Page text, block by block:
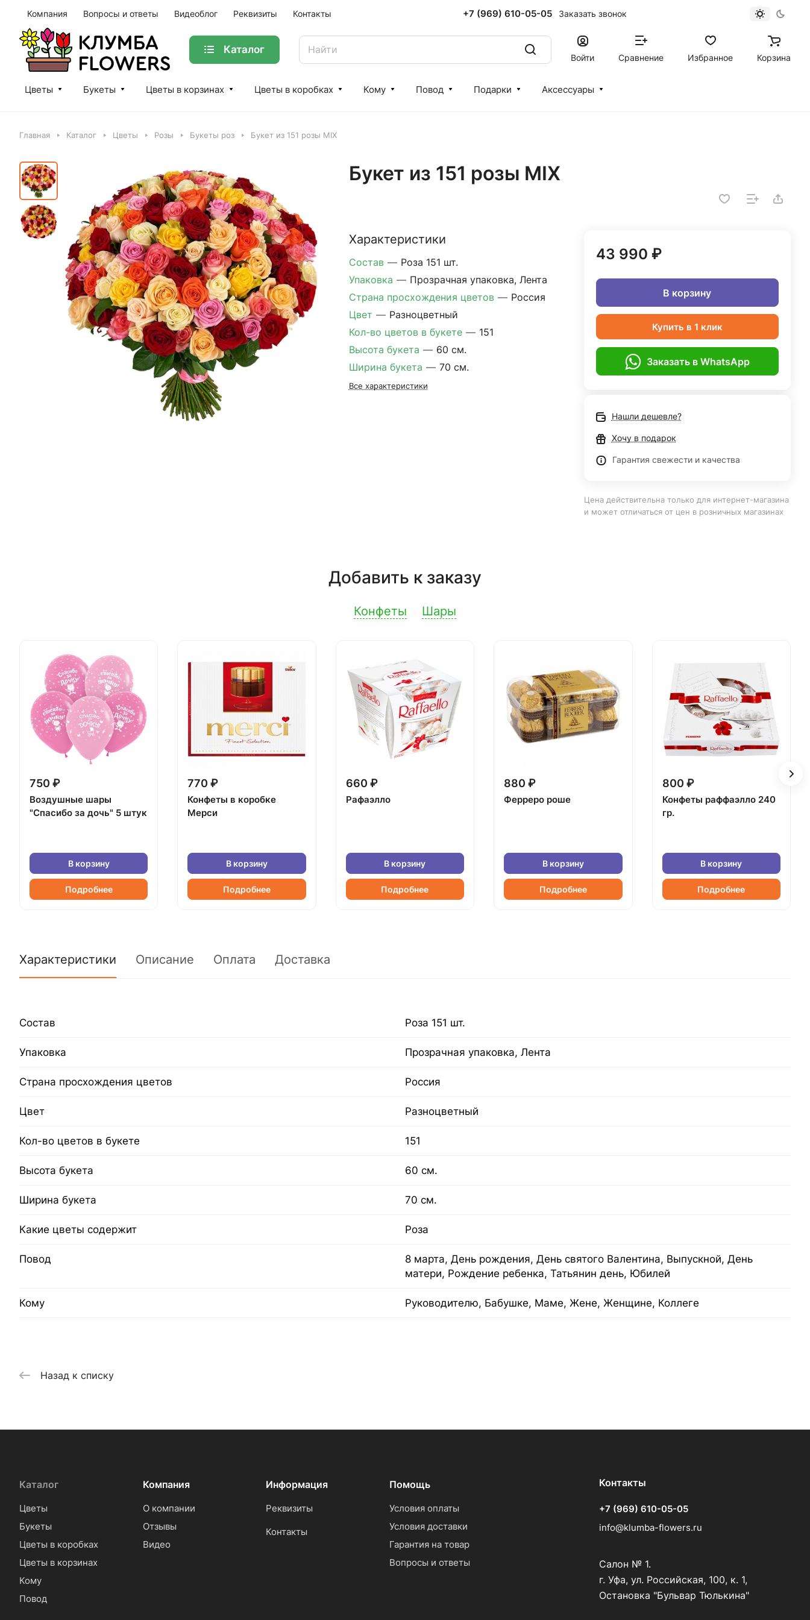
Компания Вопросы и ответы Видеоблог Реквизиты Контакты +7 (969) 610-05-05 Заказать звонок
Каталог
Войти Сравнение Избранное Корзина
Цветы Букеты Цветы в корзинах Цветы в коробках Кому Повод Подарки Аксессуары
Главная Каталог Цветы Розы Букеты роз Букет из 151 розы MIX
Букет из 151 розы MIX
Характеристики
Состав — Роза 151 шт.
Упаковка — Прозрачная упаковка, Лента
Страна просхождения цветов — Россия
Цвет — Разноцветный
Кол-во цветов в букете — 151
Высота букета — 60 см.
Ширина букета — 70 см.
Все характеристики
43 990 ₽
В корзину
Купить в 1 клик
Заказать в WhatsApp
Нашли дешевле?
Хочу в подарок
Гарантия свежести и качества
Цена действительна только для интернет-магазина
и может отличаться от цен в розничных магазинах
Добавить к заказу
Конфеты Шары
750 ₽
Воздушные шары
"Спасибо за дочь" 5 штук
В корзину
Подробнее
770 ₽
Конфеты в коробке
Мерси
В корзину
Подробнее
660 ₽
Рафаэлло
В корзину
Подробнее
880 ₽
Ферреро роше
В корзину
Подробнее
800 ₽
Конфеты раффаэлло 240
гр.
В корзину
Подробнее
Характеристики Описание Оплата Доставка
Состав Роза 151 шт.
Упаковка Прозрачная упаковка, Лента
Страна просхождения цветов Россия
Цвет Разноцветный
Кол-во цветов в букете 151
Высота букета 60 см.
Ширина букета 70 см.
Какие цветы содержит Роза
Повод
8 марта, День рождения, День святого Валентина, Выпускной, День
матери, Рождение ребенка, Татьянин день, Юбилей
Кому Руководителю, Бабушке, Маме, Жене, Женщине, Коллеге
Назад к списку
Каталог
Цветы
Букеты
Цветы в коробках
Цветы в корзинах
Кому
Повод
Компания
О компании
Отзывы
Видео
Информация
Реквизиты
Контакты
Помощь
Условия оплаты
Условия доставки
Гарантия на товар
Вопросы и ответы
Контакты
+7 (969) 610-05-05
info@klumba-flowers.ru
Салон № 1.
г. Уфа, ул. Российская, 100, к. 1,
Остановка "Бульвар Тюлькина"